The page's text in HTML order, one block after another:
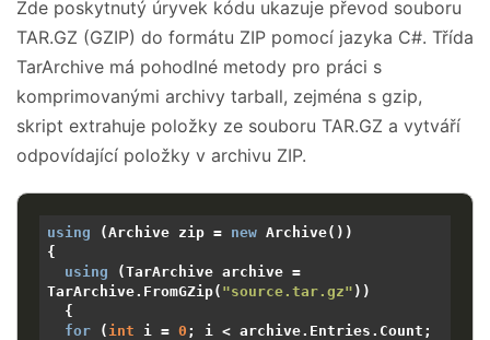
Zde poskytnutý úryvek kódu ukazuje převod souboru
TAR.GZ (GZIP) do formátu ZIP pomocí jazyka C#. Třída
TarArchive má pohodlné metody pro práci s
komprimovanými archivy tarball, zejména s gzip,
skript extrahuje položky ze souboru TAR.GZ a vytváří
odpovídající položky v archivu ZIP.
using (Archive zip = new Archive())
{
using (TarArchive archive =
TarArchive.FromGZip( "source.tar.gz" ))
for ( int i = 0 ; i < archive.Entries.Count;